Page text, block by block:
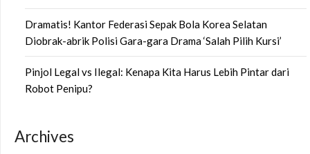
Dramatis! Kantor Federasi Sepak Bola Korea Selatan
Diobrak-abrik Polisi Gara-gara Drama ‘Salah Pilih Kursi’
Pinjol Legal vs Ilegal: Kenapa Kita Harus Lebih Pintar dari
Robot Penipu?
Archives